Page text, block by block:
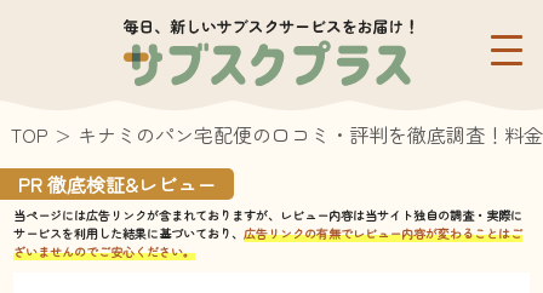
TOP
キナミのパン宅配便の口コミ・評判を徹底調査！料
PR 徹底検証&レビュー
当ページには広告リンクが含まれておりますが、レビュー内容は当サイト独自の調査・実際に
サービスを利用した結果に基づいており、広告リンクの有無でレビュー内容が変わることはご
ざいませんのでご安心ください。